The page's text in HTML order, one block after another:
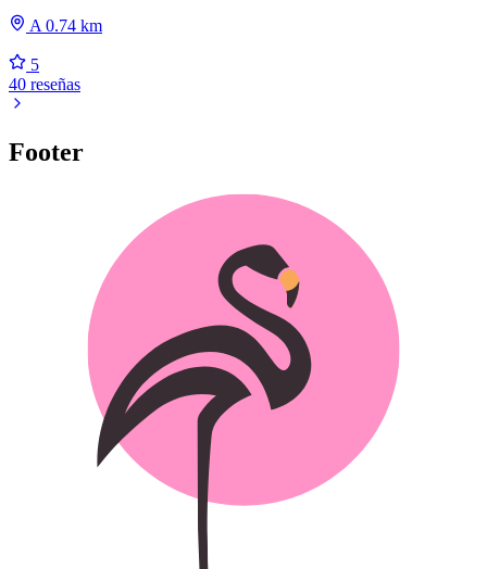
A 0.74 km
5
40 reseñas
Footer